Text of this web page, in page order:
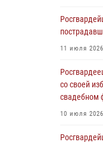
задержала
В
серии краж
11 июля
со своей
свадебном
10 июля